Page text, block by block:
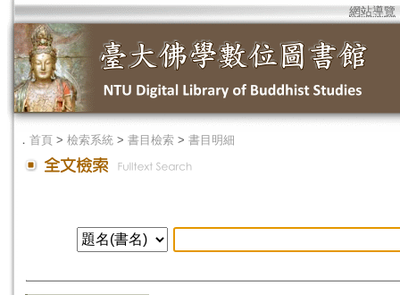
網站導覽
． 首頁 > 檢索系統 > 書目檢索 > 書目明細